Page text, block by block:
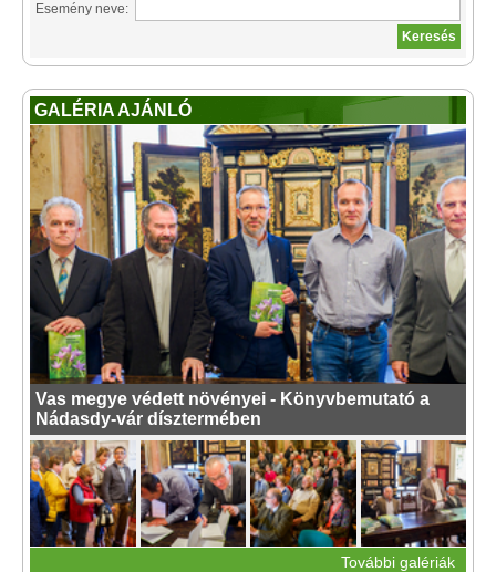
Esemény neve:
GALÉRIA AJÁNLÓ
Vas megye védett növényei - Könyvbemutató a
Nádasdy-vár dísztermében
További galériák